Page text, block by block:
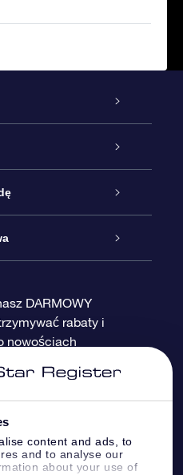
content and ads, to
and to analyse our
about your use of
Gwiazdy
Ekranu OSR
the stars”
DARMOWY
rabaty i
nowościach